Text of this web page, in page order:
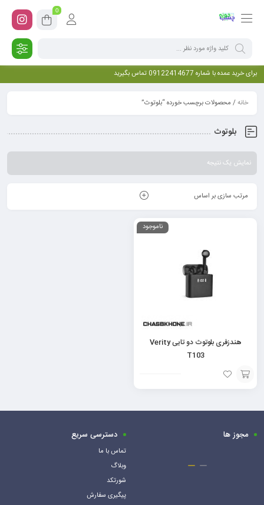
0
برای خرید عمده با شماره 09122414677 تماس بگیرید
خانه/ محصولات برچسب خورده “بلوتوث”
بلوتوث
نمایش یک نتیجه
مرتب سازی بر اساس
ناموجود
هندزفری بلوتوث دو تایی Verity
T103
افزودن
به
مجوز ها دسترسی سریع
تماس با ما
وبلاگ
شورتکد
پیگیری سفارش